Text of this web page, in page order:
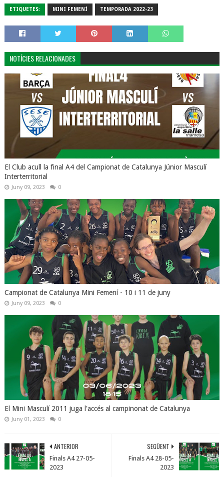
ETIQUETES: MINI FEMENÍ TEMPORADA 2022-23
NOTÍCIES RELACIONADES
El Club acull la final A4 del Campionat de Catalunya Júnior Masculí
Interterritorial
Juny 09, 2023 0
Campionat de Catalunya Mini Femení - 10 i 11 de juny
Juny 09, 2023 0
El Mini Masculí 2011 juga l'accés al campinonat de Catalunya
Juny 01, 2023 0
SEGÜENT
Finals A4 28-05-
2023
ANTERIOR
Finals A4 27-05-
2023